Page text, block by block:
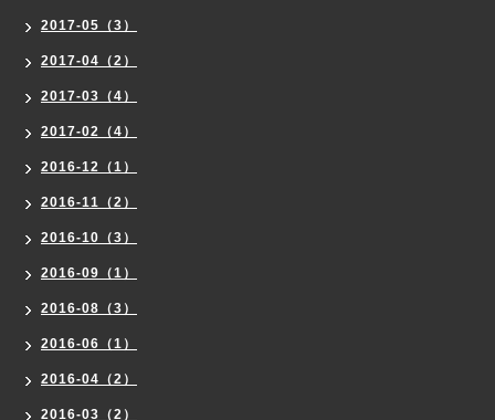
2017-05（3）
2017-04（2）
2017-03（4）
2017-02（4）
2016-12（1）
2016-11（2）
2016-10（3）
2016-09（1）
2016-08（3）
2016-06（1）
2016-04（2）
2016-03（2）